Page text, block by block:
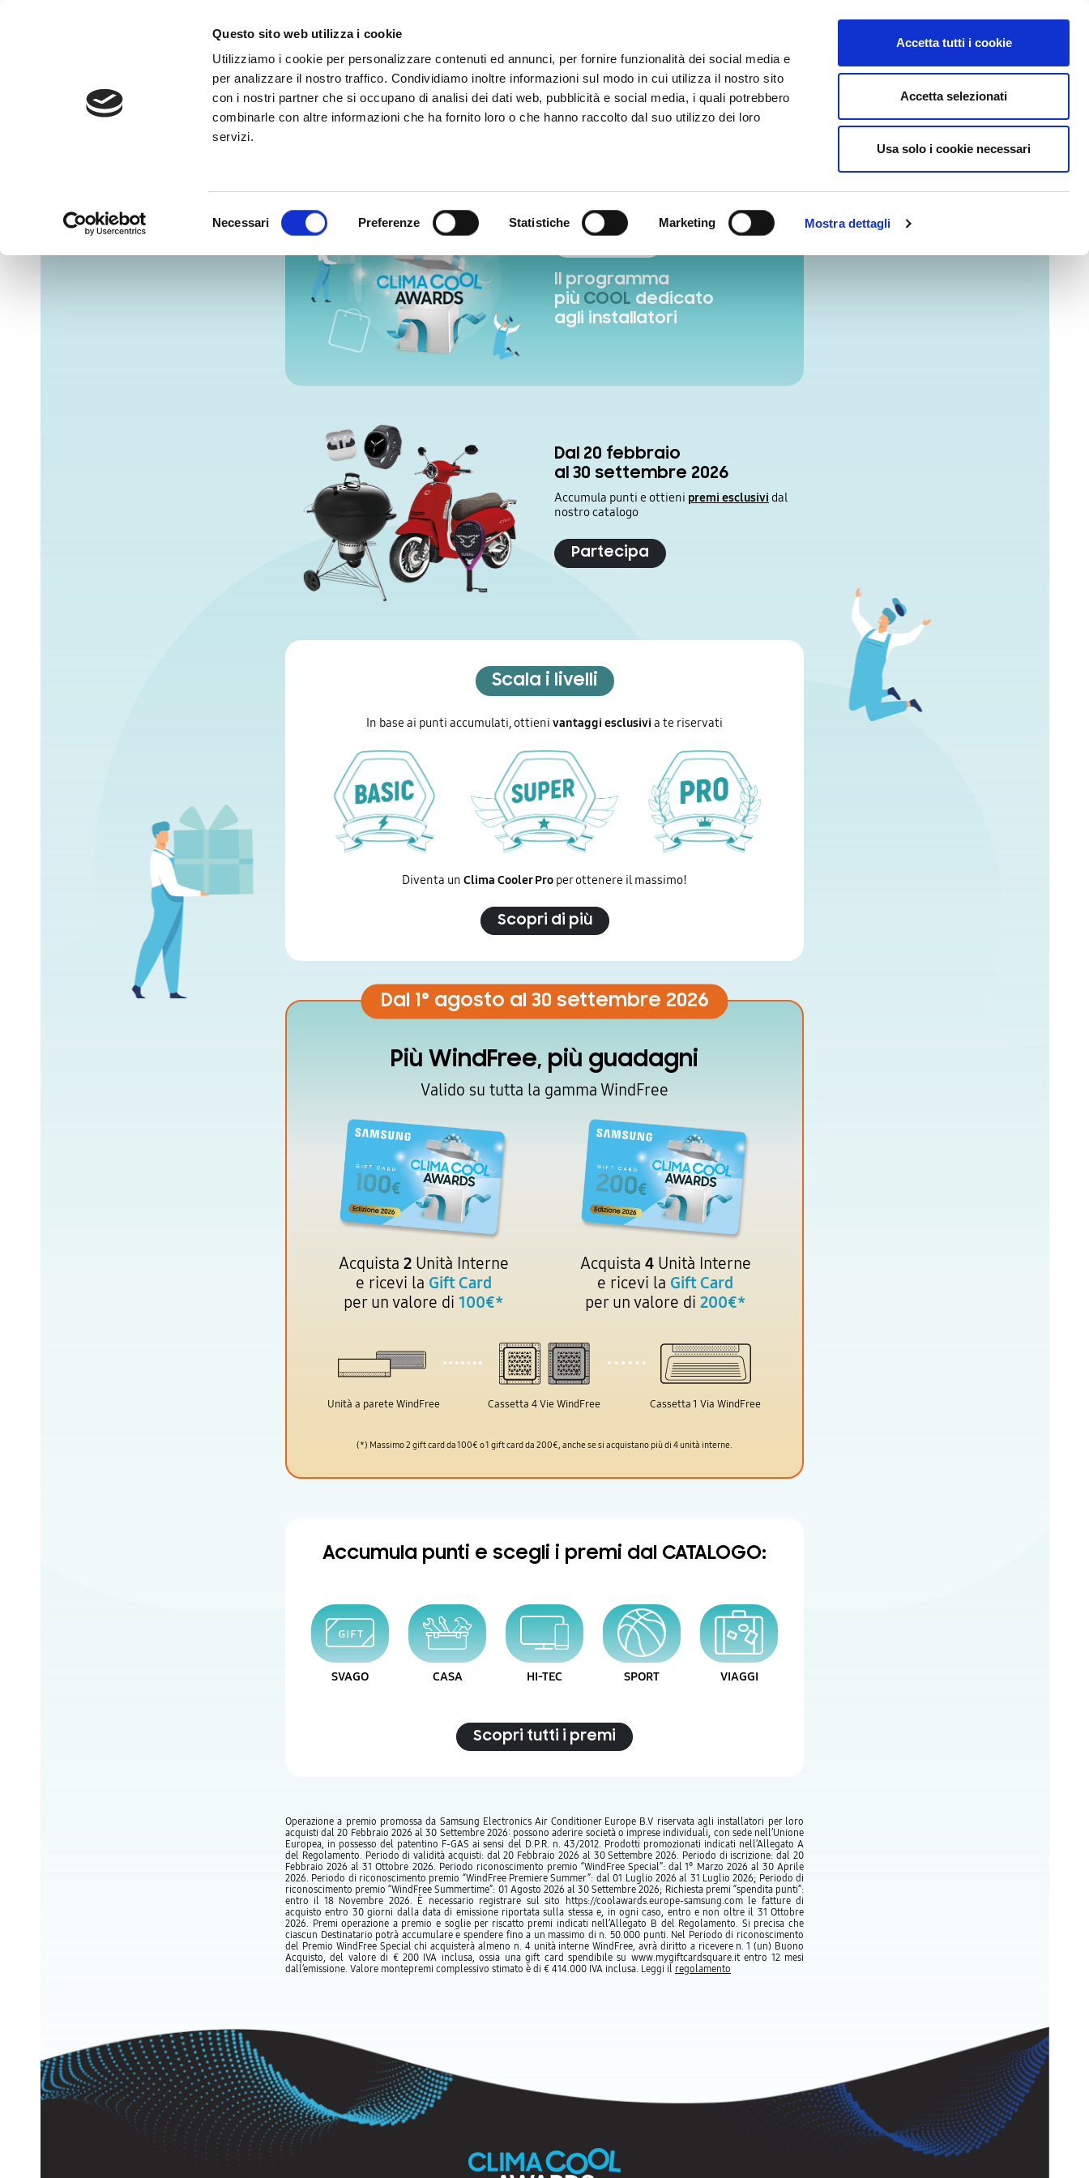
Questo sito web utilizza i cookie
Utilizziamo i cookie per personalizzare contenuti ed annunci, per fornire funzionalità dei social media e
per analizzare il nostro traffico. Condividiamo inoltre informazioni sul modo in cui utilizza il nostro sito
con i nostri partner che si occupano di analisi dei dati web, pubblicità e social media, i quali potrebbero
combinarle con altre informazioni che ha fornito loro o che hanno raccolto dal suo utilizzo dei loro
servizi.
Necessari Preferenze Statistiche Marketing Mostra dettagli
Accetta tutti i cookie
Accetta selezionati
Usa solo i cookie necessari
Accedi
Home Come si partecipa Carica fattura Premi Prodotti iniziativa Special Promo Documentazione Supporto
Il programma
più COOL dedicato
agli installatori
Dal 20 febbraio
al 30 settembre 2026
Accumula punti e ottieni premi esclusivi dal
nostro catalogo
Partecipa
Scala i livelli
In base ai punti accumulati, ottieni vantaggi esclusivi a te riservati
Diventa un Clima Cooler Pro per ottenere il massimo!
Scopri di più
Dal 1° agosto al 30 settembre 2026
Più WindFree, più guadagni
Valido su tutta la gamma WindFree
Acquista 2 Unità Interne
e ricevi la Gift Card
per un valore di 100€*
Acquista 4Unità Interne
e ricevi la Gift Card
per un valore di 200€*
Unità a parete WindFree Cassetta 4 Vie WindFree Cassetta 1 Via WindFree
(*) Massimo 2 gift card da 100€ o 1 gift card da 200€, anche se si acquistano più di 4 unità interne.
Accumula punti e scegli i premi dal CATALOGO:
SVAGO CASA HI-TEC SPORT VIAGGI
Scopri tutti i premi
Operazione a premio promossa da Samsung Electronics Air Conditioner Europe B.V riservata agli installatori per loro
acquisti dal 20 Febbraio 2026 al 30 Settembre 2026: possono aderire società o imprese individuali, con sede nell’Unione
Europea, in possesso del patentino F-GAS ai sensi del D.P.R. n. 43/2012. Prodotti promozionati indicati nell’Allegato A
del Regolamento. Periodo di validità acquisti: dal 20 Febbraio 2026 al 30 Settembre 2026. Periodo di iscrizione: dal 20
Febbraio 2026 al 31 Ottobre 2026. Periodo riconoscimento premio “WindFree Special”: dal 1° Marzo 2026 al 30 Aprile
2026. Periodo di riconoscimento premio “WindFree Premiere Summer”: dal 01 Luglio 2026 al 31 Luglio 2026; Periodo di
riconoscimento premio “WindFree Summertime”: 01 Agosto 2026 al 30 Settembre 2026; Richiesta premi “spendita punti”:
entro il 18 Novembre 2026. È necessario registrare sul sito https://coolawards.europe-samsung.com le fatture di
acquisto entro 30 giorni dalla data di emissione riportata sulla stessa e, in ogni caso, entro e non oltre il 31 Ottobre
2026. Premi operazione a premio e soglie per riscatto premi indicati nell’Allegato B del Regolamento. Si precisa che
ciascun Destinatario potrà accumulare e spendere fino a un massimo di n. 50.000 punti. Nel Periodo di riconoscimento
del Premio WindFree Special chi acquisterà almeno n. 4 unità interne WindFree, avrà diritto a ricevere n. 1 (un) Buono
Acquisto, del valore di € 200 IVA inclusa, ossia una gift card spendibile su www.mygiftcardsquare.it entro 12 mesi
dall’emissione. Valore montepremi complessivo stimato è di € 414.000 IVA inclusa. Leggi il regolamento